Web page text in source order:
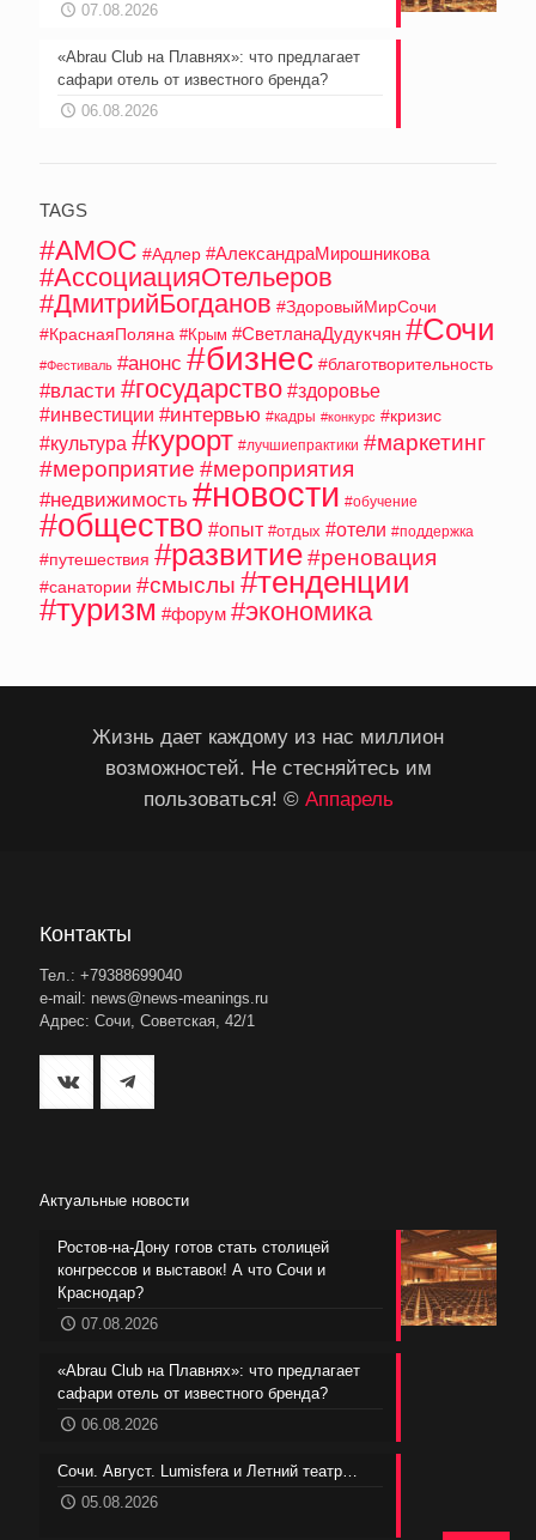
07.08.2026
«Abrau Club на Плавнях»: что предлагает
сафари отель от известного бренда?
06.08.2026
TAGS
#АМОС #Адлер #АлександраМирошникова
#АссоциацияОтельеров
#ДмитрийБогданов #ЗдоровыйМирСочи
#КраснаяПоляна #Крым #СветланаДудукчян #Сочи
#Фестиваль #анонс #бизнес #благотворительность
#власти #государство #здоровье
#инвестиции #интервью #кадры #конкурс #кризис
#культура #курорт #лучшиепрактики #маркетинг
#мероприятие #мероприятия
#недвижимость #новости #обучение
#общество #опыт #отдых #отели #поддержка
#путешествия #развитие#реновация
#санатории #смыслы #тенденции
#туризм #форум #экономика
Жизнь дает каждому из нас миллион
возможностей. Не стесняйтесь им
пользоваться! © Аппарель
Контакты
Тел.: +79388699040
e-mail: news@news-meanings.ru
Адрес: Сочи, Советская, 42/1
Актуальные новости
Ростов-на-Дону готов стать столицей
конгрессов и выставок! А что Сочи и
Краснодар?
07.08.2026
«Abrau Club на Плавнях»: что предлагает
сафари отель от известного бренда?
06.08.2026
Сочи. Август. Lumisfera и Летний театр…
05.08.2026